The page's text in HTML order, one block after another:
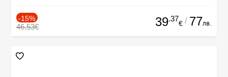
-15%
46.53€ 39.37
€ / 77лв.